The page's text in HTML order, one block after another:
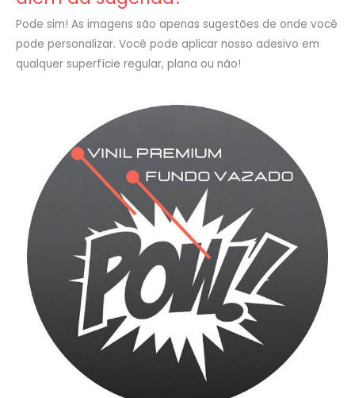
Pode sim! As imagens são apenas sugestões de onde você
pode personalizar. Você pode aplicar nosso adesivo em
qualquer superfície regular, plana ou não!